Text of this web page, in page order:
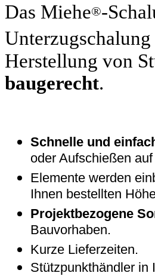
Das Miehe®-
Unterzugschalung
Herstellung von
baugerecht.
Schnelle und
oder Aufschießen
Elemente werden
Ihnen bestellten
Projektbezogene
Bauvorhaben.
Kurze Lieferzeiten.
Stützpunkthändler in